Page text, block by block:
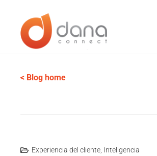
< Blog home
Experiencia del cliente, Inteligencia